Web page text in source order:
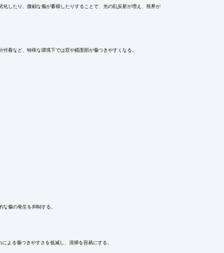
化したり、微細な傷が蓄積したりすることで、光の乱反射が増え、視界が
着など、特殊な環境下では窓や鏡面部が傷つきやすくなる。
傷の発生を抑制する。
よる傷つきやすさを低減し、清掃を容易にする。